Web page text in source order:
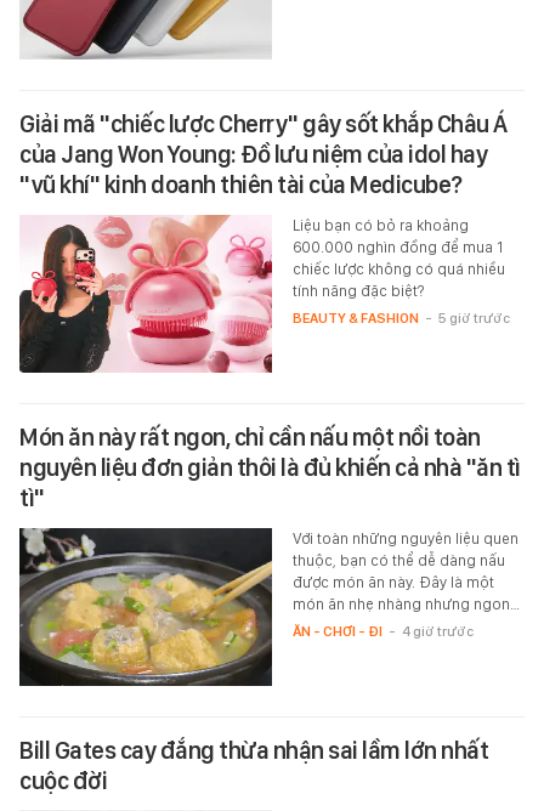
Giải mã "chiếc lược Cherry" gây sốt khắp Châu Á
của Jang Won Young: Đồ lưu niệm của idol hay
"vũ khí" kinh doanh thiên tài của Medicube?
Liệu bạn có bỏ ra khoảng
600.000 nghìn đồng để mua 1
chiếc lược không có quá nhiều
tính năng đặc biệt?
BEAUTY & FASHION - 5 giờ trước
Món ăn này rất ngon, chỉ cần nấu một nồi toàn
nguyên liệu đơn giản thôi là đủ khiến cả nhà "ăn tì
tì"
Với toàn những nguyên liệu quen
thuộc, bạn có thể dễ dàng nấu
được món ăn này. Đây là một
món ăn nhẹ nhàng nhưng ngon…
ĂN - CHƠI - ĐI - 4 giờ trước
Bill Gates cay đắng thừa nhận sai lầm lớn nhất
cuộc đời